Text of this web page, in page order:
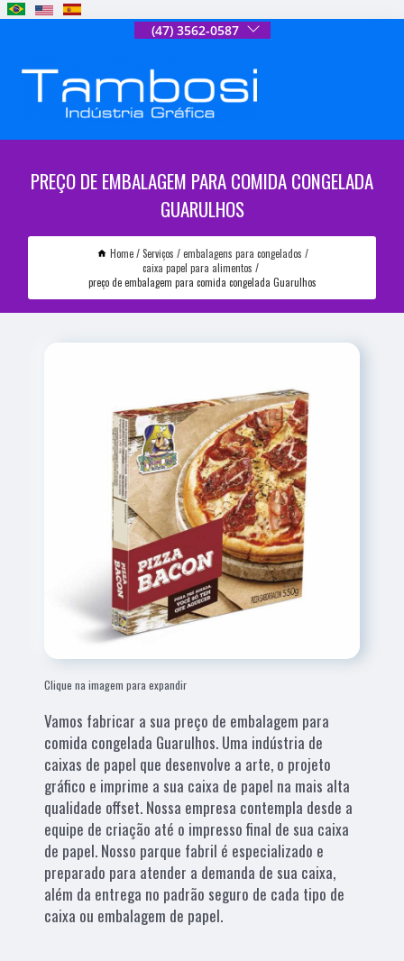
(47) 3562-0587
PREÇO DE EMBALAGEM PARA COMIDA CONGELADA
GUARULHOS
Home Serviços
embalagens para congelados
caixa papel para alimentos
preço de embalagem para comida congelada Guarulhos
Clique na imagem para expandir
Vamos fabricar a sua preço de embalagem para
comida congelada Guarulhos. Uma indústria de
caixas de papel que desenvolve a arte, o projeto
gráfico e imprime a sua caixa de papel na mais alta
qualidade offset. Nossa empresa contempla desde a
equipe de criação até o impresso final de sua caixa
de papel. Nosso parque fabril é especializado e
preparado para atender a demanda de sua caixa,
além da entrega no padrão seguro de cada tipo de
caixa ou embalagem de papel.